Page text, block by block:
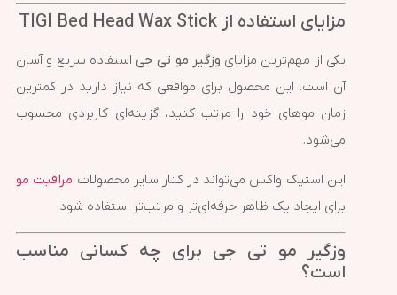
مزایای استفاده از TIGI Bed Head Wax Stick
یکی از مهم‌ترین مزایای وزگیر مو تی جی استفاده سریع و آسان
آن است. این محصول برای مواقعی که نیاز دارید در کمترین
زمان موهای خود را مرتب کنید، گزینه‌ای کاربردی محسوب
می‌شود.
این استیک واکس می‌تواند در کنار سایر محصولات مراقبت مو
برای ایجاد یک ظاهر حرفه‌ای‌تر و مرتب‌تر استفاده شود.
وزگیر مو تی جی برای چه کسانی مناسب
است؟